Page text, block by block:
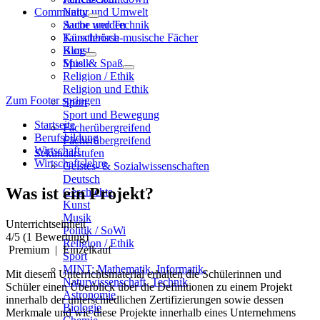
Natur und Umwelt
Sache und Technik
Künstlerisch-musische Fächer
Kunst
Musik
Religion / Ethik
Religion und Ethik
Sport
Sport und Bewegung
Fächerübergreifend
Fächerübergreifend
Sekundarstufen
Geistes- & Sozialwissenschaften
Deutsch
Geschichte
Kunst
Musik
Politik / SoWi
Religion / Ethik
Sport
MINT: Mathematik, Informatik,
Naturwissenschaft, Technik
Astronomie
Biologie
Community
Autor werden
Tauschbörse
Blog
Spiel & Spaß
Zum Footer springen
Startseite
Berufsbildung
Wirtschaft
Wirtschaftslehre
Was ist ein Projekt?
Unterrichtseinheit
4/5 (1 Bewertung)
Premium | Einzelkauf
Mit diesem Unterrichtsmaterial erhalten die Schülerinnen und
Schüler einen Überblick über die Definitionen zu einem Projekt
innerhalb der unterschiedlichen Zertifizierungen sowie dessen
Merkmale und wie diese Projekte innerhalb eines Unternehmens